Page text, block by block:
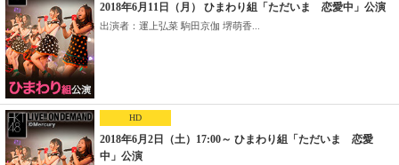
2018年6月11日（月） ひまわり組「ただいま 恋愛中」公演
出演者：運上弘菜 駒田京伽 堺萌香...
HD
2018年6月2日（土）17:00～ ひまわり組「ただいま 恋愛
中」公演